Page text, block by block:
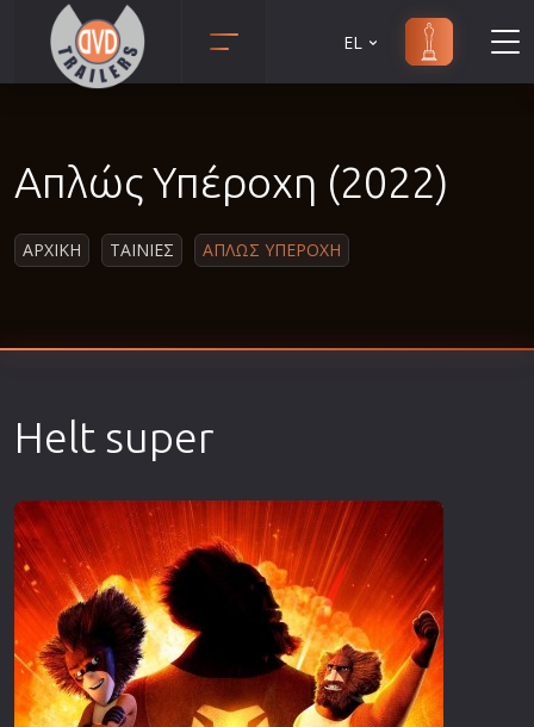
Αισθηματικές
Αστυνομικές
Επιβίωσης
Επιστημονικής Φαντασίας
Εποχής
Ερωτικές
Ευρωπαικός Κινηματογράφος
Θρησκευτικές
EL
Απλώς Υπέροχη (2022)
ΑΡΧΙΚΗ ΤΑΙΝΙΕΣ ΑΠΛΩΣ ΥΠΕΡΟΧΗ
Helt super